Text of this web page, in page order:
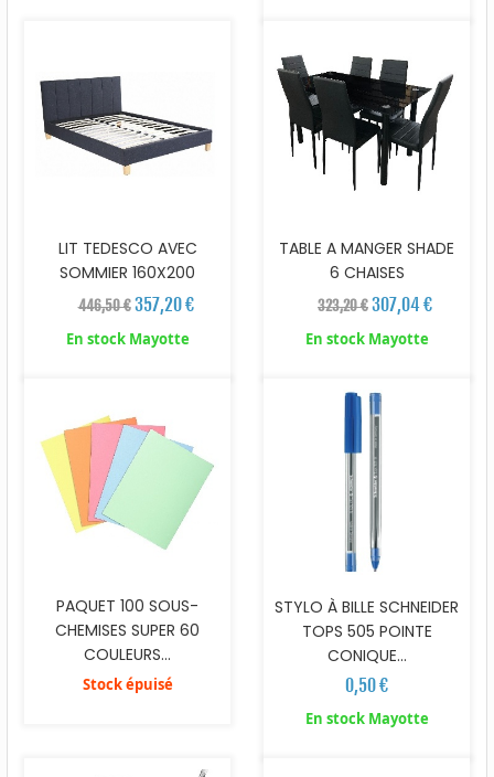
LIT TEDESCO AVEC
SOMMIER 160X200
446,50 € 357,20 €
En stock Mayotte
TABLE A MANGER SHADE
6 CHAISES
323,20 €307,04 €
En stock Mayotte
PAQUET 100 SOUS-
CHEMISES SUPER 60
COULEURS...
Stock épuisé
STYLO À BILLE SCHNEIDER
TOPS 505 POINTE
CONIQUE...
0,50 €
En stock Mayotte